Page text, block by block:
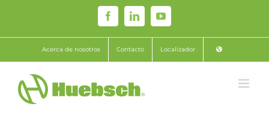
content
FacebookLinkedInYouTube
Acerca de nosotros Contacto Localizador